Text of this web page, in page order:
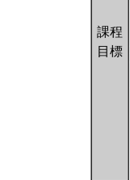
課程
目標